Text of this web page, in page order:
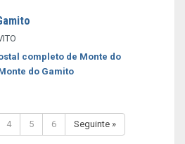
completo de Monte do
do Gamito
4 5 6 Seguinte »